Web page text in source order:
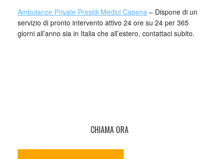
Ambulanze Private Presidi Medici Capena– Dispone di un
servizio di pronto intervento attivo 24 ore su 24 per 365
giorni all’anno sia in Italia che all’estero, contattaci subito.
CHIAMA ORA